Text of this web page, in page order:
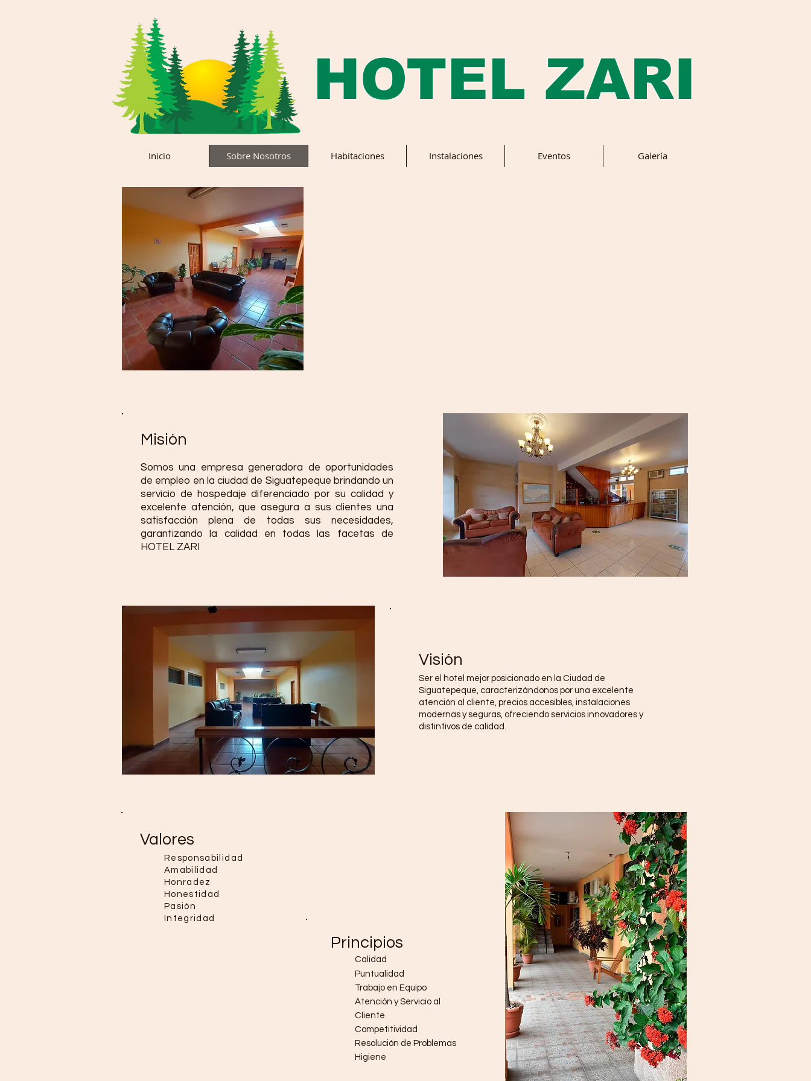
HOTEL ZARI
Inicio Sobre Nosotros Habitaciones Instalaciones Eventos Galería
Misión
Somos una empresa generadora de oportunidades
de empleo en la ciudad de Siguatepeque brindando un
servicio de hospedaje diferenciado por su calidad y
excelente atención, que asegura a sus clientes una
satisfacción plena de todas sus necesidades,
garantizando la calidad en todas las facetas de
HOTEL ZARI
Visión
Ser el hotel mejor posicionado en la Ciudad de
Siguatepeque, caracterizándonos por una excelente
atención al cliente, precios accesibles, instalaciones
modernas y seguras, ofreciendo servicios innovadores y
distintivos de calidad.
Valores
Responsabilidad
Amabilidad
Honradez
Honestidad
Pasión
Integridad
Principios
Calidad
Puntualidad
Trabajo en Equipo
Atención y Servicio al
Cliente
Competitividad
Resolución de Problemas
Higiene